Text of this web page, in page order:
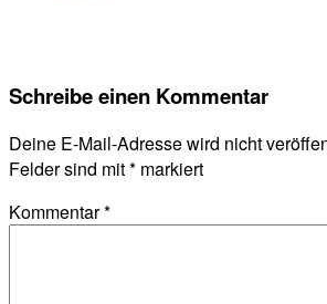
Schreibe einen Kommentar
Deine E-Mail-Adresse wird nicht
Felder sind mit* markiert
Kommentar*